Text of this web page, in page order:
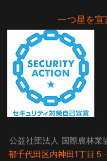
一つ星を宣
公益社団法人 国際農林
都千代田区内神田1丁目５